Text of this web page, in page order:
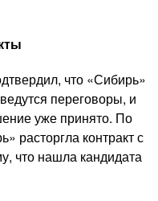
что «Сибирь»
переговоры, и
уже принято. По
расторгла контракт с
что нашла кандидата